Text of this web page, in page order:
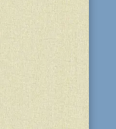
«SeeTheNight»
игры,
«Шиурей Тора
программ
были
двадцати пяти
которые